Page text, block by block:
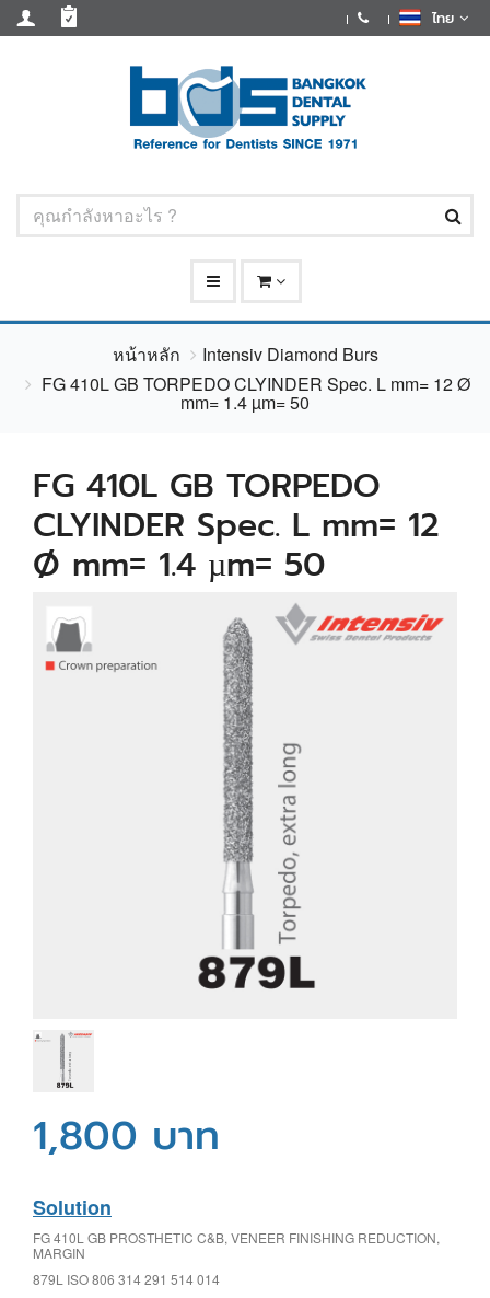
ไทย
หน้าหลัก
Intensiv Diamond Burs
FG 410L GB TORPEDO CLYINDER Spec. L mm= 12 Ø
mm= 1.4 µm= 50
FG 410L GB TORPEDO
CLYINDER Spec. L mm= 12
Ø mm= 1.4 µm= 50
1,800 บาท
Solution
FG 410L GB PROSTHETIC C&B, VENEER FINISHING REDUCTION,
MARGIN
879L ISO 806 314 291 514 014